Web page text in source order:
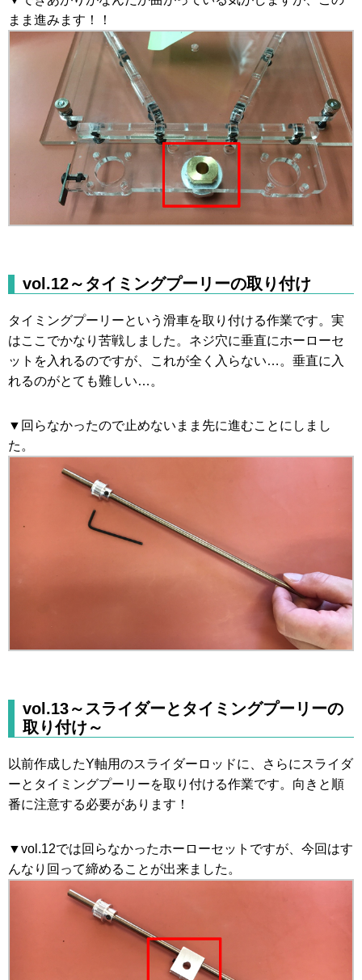
まま進みます！！
vol.12～タイミングプーリーの取り付け
タイミングプーリーという滑車を取り付ける作業です。実
はここでかなり苦戦しました。ネジ穴に垂直にホーローセ
ットを入れるのですが、これが全く入らない…。垂直に入
れるのがとても難しい…。
▼回らなかったので止めないまま先に進むことにしまし
た。
vol.13～スライダーとタイミングプーリーの
取り付け～
以前作成したY軸用のスライダーロッドに、さらにスライダ
ーとタイミングプーリーを取り付ける作業です。向きと順
番に注意する必要があります！
▼vol.12では回らなかったホーローセットですが、今回はす
んなり回って締めることが出来ました。